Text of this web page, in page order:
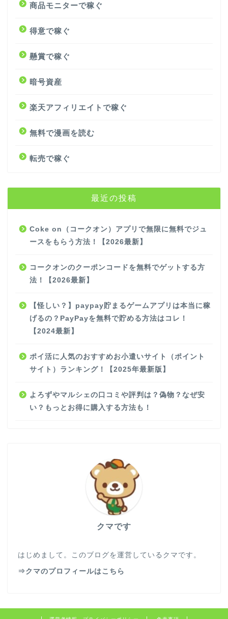
商品モニターで稼ぐ
得意で稼ぐ
懸賞で稼ぐ
暗号資産
楽天アフィリエイトで稼ぐ
無料で漫画を読む
転売で稼ぐ
最近の投稿
Coke on（コークオン）アプリで無限に無料でジュ
ースをもらう方法！【2026最新】
コークオンのクーポンコードを無料でゲットする方
法！【2026最新】
【怪しい？】paypay貯まるゲームアプリは本当に稼
げるの？PayPayを無料で貯める方法はコレ！
【2024最新】
ポイ活に人気のおすすめお小遣いサイト（ポイント
サイト）ランキング！【2025年最新版】
よろずやマルシェの口コミや評判は？偽物？なぜ安
い？もっとお得に購入する方法も！
クマです
はじめまして。このブログを運営しているクマです。
⇒クマのプロフィールはこちら